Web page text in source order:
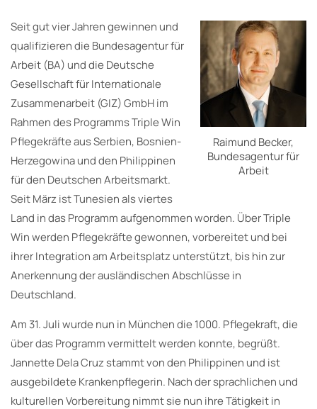
Raimund Becker,
Bundesagentur für
Arbeit
Seit gut vier Jahren gewinnen und
qualifizieren die Bundesagentur für
Arbeit (BA) und die Deutsche
Gesellschaft für Internationale
Zusammenarbeit (GIZ) GmbH im
Rahmen des Programms Triple Win
Pflegekräfte aus Serbien, Bosnien-
Herzegowina und den Philippinen
für den Deutschen Arbeitsmarkt.
Seit März ist Tunesien als viertes
Land in das Programm aufgenommen worden. Über Triple
Win werden Pflegekräfte gewonnen, vorbereitet und bei
ihrer Integration am Arbeitsplatz unterstützt, bis hin zur
Anerkennung der ausländischen Abschlüsse in
Deutschland.
Am 31. Juli wurde nun in München die 1000. Pflegekraft, die
über das Programm vermittelt werden konnte, begrüßt.
Jannette Dela Cruz stammt von den Philippinen und ist
ausgebildete Krankenpflegerin. Nach der sprachlichen und
kulturellen Vorbereitung nimmt sie nun ihre Tätigkeit in